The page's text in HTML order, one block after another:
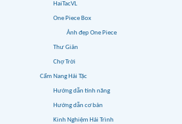
HaiTacVL
One Piece Box
Ảnh đẹp One Piece
Thư Giãn
Chợ Trời
Cẩm Nang Hải Tặc
Hướng dẫn tính năng
Hướng dẫn cơ bản
Kinh Nghiệm Hải Trình